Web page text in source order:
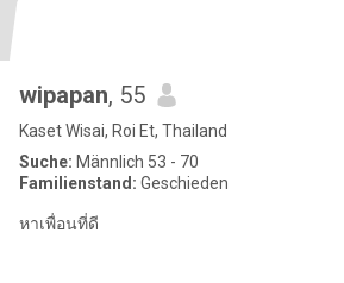
wipapan, 55
Kaset Wisai, Roi Et, Thailand
Suche: Männlich 53 - 70
Familienstand: Geschieden
หาเพื่อนที่ดี